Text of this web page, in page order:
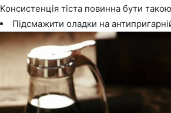
Консистенція тіста повинна бути
Підсмажити оладки на